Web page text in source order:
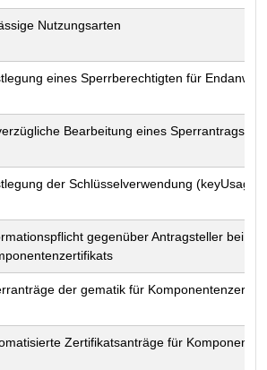
Nutzungsarten
eines Sperrberechtigten für
Bearbeitung eines Sperrantrags
der Schlüsselverwendung (keyUsage)
gegenüber Antragsteller bei
der gematik für
Zertifikatsanträge für